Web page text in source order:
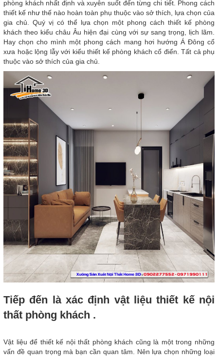
phòng khách nhất định và xuyên suốt đến từng chi tiết. Phong cách
thiết kế như thế nào hoàn toàn phụ thuộc vào sở thích, lựa chọn của
gia chủ. Quý vị có thể lựa chọn một phong cách thiết kế phòng
khách theo kiểu châu Âu hiện đại cùng với sự sang trọng, lịch lãm.
Hay chọn cho mình một phong cách mang hơi hướng Á Đông cổ
xưa hoặc lộng lẫy với kiểu thiết kế phòng khách cổ điển. Tất cả phụ
thuộc vào sở thích của gia chủ.
Tiếp đến là xác định vật liệu thiết kế nội
thất phòng khách .
Vật liệu để thiết kế nội thất phòng khách cũng là một trong những
vấn đề quan trọng mà bạn cần quan tâm. Nên lựa chọn những loại